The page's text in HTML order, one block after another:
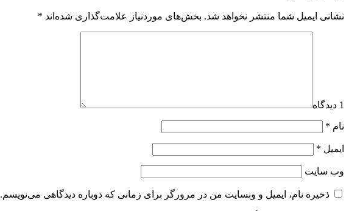
نشانی ایمیل شما منتشر نخواهد شد. بخش‌های موردنیاز علامت‌گذاری شده‌اند *
1 دیدگاه
نام *
ایمیل *
وب‌ سایت
ذخیره نام، ایمیل و وبسایت من در مرورگر برای زمانی که دوباره دیدگاهی می‌نویسم.